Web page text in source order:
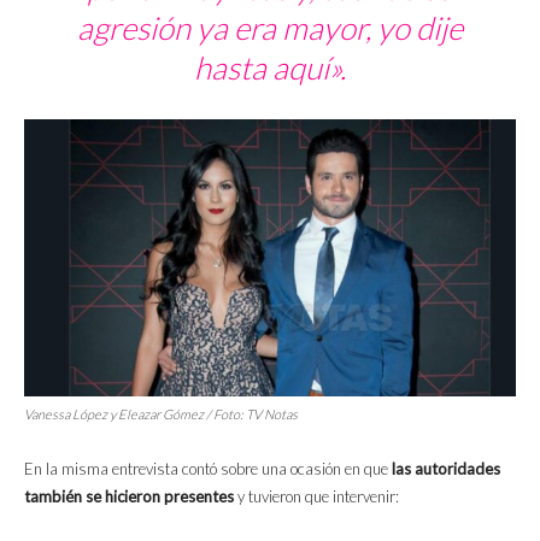
agresión ya era mayor, yo dije
hasta aquí».
Vanessa López y Eleazar Gómez / Foto: TV Notas
En la misma entrevista contó sobre una ocasión en que las autoridades
también se hicieron presentesy tuvieron que intervenir: